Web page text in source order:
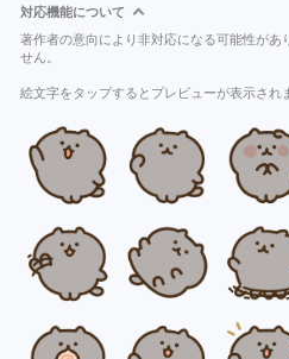
対応機能について
著作者の意向により非対応になる可能性があ
せん。
絵文字をタップするとプレビューが表示され